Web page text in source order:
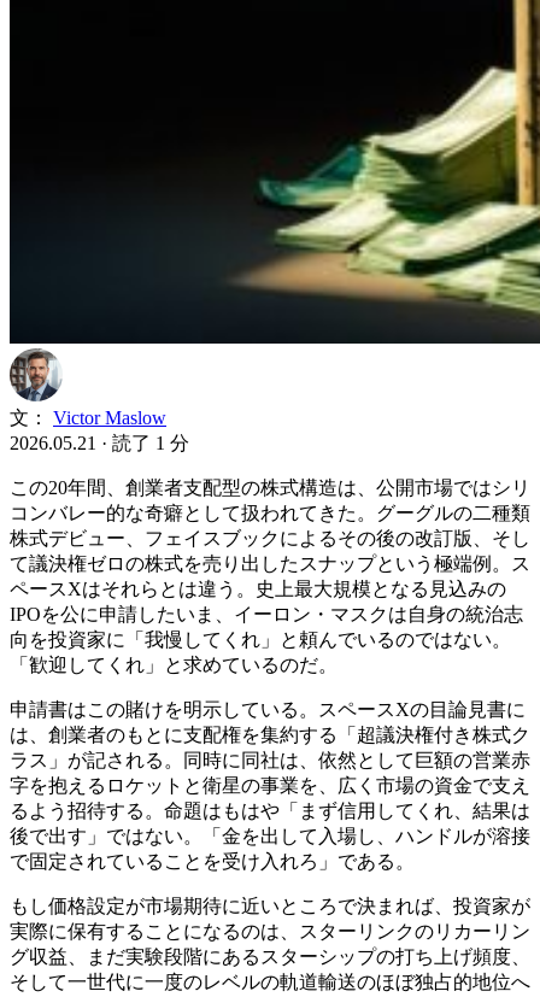
文：
Victor Maslow
2026.05.21 · 読了 1 分
この20年間、創業者支配型の株式構造は、公開市場ではシリ
コンバレー的な奇癖として扱われてきた。グーグルの二種類
株式デビュー、フェイスブックによるその後の改訂版、そし
て議決権ゼロの株式を売り出したスナップという極端例。ス
ペースXはそれらとは違う。史上最大規模となる見込みの
IPOを公に申請したいま、イーロン・マスクは自身の統治志
向を投資家に「我慢してくれ」と頼んでいるのではない。
「歓迎してくれ」と求めているのだ。
申請書はこの賭けを明示している。スペースXの目論見書に
は、創業者のもとに支配権を集約する「超議決権付き株式ク
ラス」が記される。同時に同社は、依然として巨額の営業赤
字を抱えるロケットと衛星の事業を、広く市場の資金で支え
るよう招待する。命題はもはや「まず信用してくれ、結果は
後で出す」ではない。「金を出して入場し、ハンドルが溶接
で固定されていることを受け入れろ」である。
もし価格設定が市場期待に近いところで決まれば、投資家が
実際に保有することになるのは、スターリンクのリカーリン
グ収益、まだ実験段階にあるスターシップの打ち上げ頻度、
そして一世代に一度のレベルの軌道輸送のほぼ独占的地位へ